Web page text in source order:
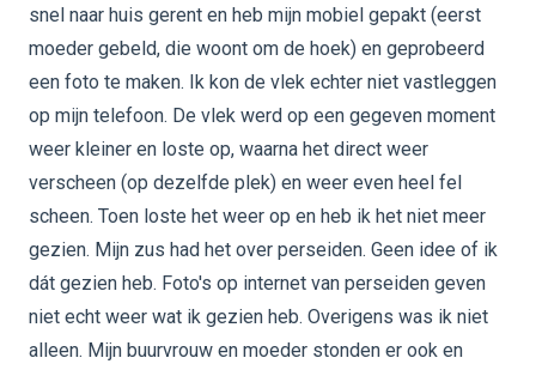
snel naar huis gerent en heb mijn mobiel gepakt (eerst
moeder gebeld, die woont om de hoek) en geprobeerd
een foto te maken. Ik kon de vlek echter niet vastleggen
op mijn telefoon. De vlek werd op een gegeven moment
weer kleiner en loste op, waarna het direct weer
verscheen (op dezelfde plek) en weer even heel fel
scheen. Toen loste het weer op en heb ik het niet meer
gezien. Mijn zus had het over perseiden. Geen idee of ik
dát gezien heb. Foto's op internet van perseiden geven
niet echt weer wat ik gezien heb. Overigens was ik niet
alleen. Mijn buurvrouw en moeder stonden er ook en